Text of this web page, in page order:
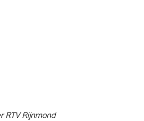
RTV Rijnmond